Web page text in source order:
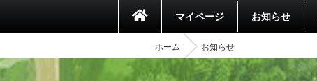
マイページ お知らせ
ホーム お知らせ